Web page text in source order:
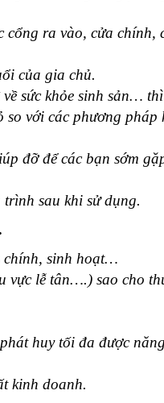
ra vào, cửa chính,
của gia chủ.
sức khỏe sinh sản…
với các phương pháp
đỡ để các bạn sớm
sau khi sử dụng.
chính, sinh hoạt…
vực lễ tân….) sao cho
huy tối đa được
kinh doanh.